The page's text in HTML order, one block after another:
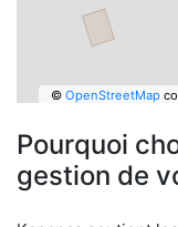
© OpenStreetMap
Pourquoi
gestion de